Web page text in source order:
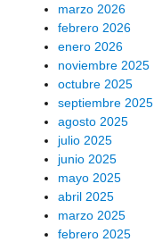
marzo 2026
febrero 2026
enero 2026
noviembre 2025
octubre 2025
septiembre 2025
agosto 2025
julio 2025
junio 2025
mayo 2025
abril 2025
marzo 2025
febrero 2025